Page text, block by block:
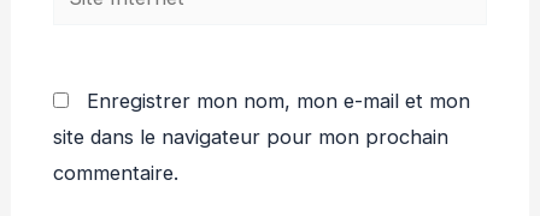
Enregistrer mon nom, mon e-mail et mon
site dans le navigateur pour mon prochain
commentaire.